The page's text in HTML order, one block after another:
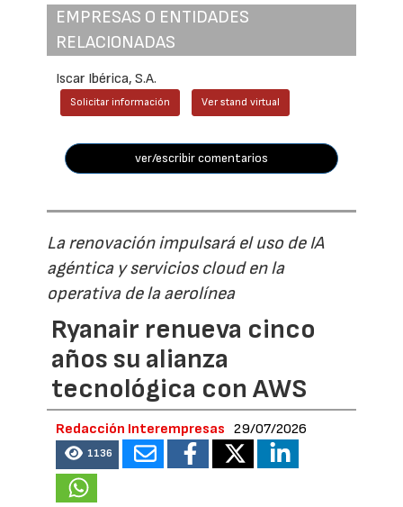
EMPRESAS O ENTIDADES
RELACIONADAS
Iscar Ibérica, S.A.
Solicitar información Ver stand virtual
ver/escribir comentarios
La renovación impulsará el uso de IA
agéntica y servicios cloud en la
operativa de la aerolínea
Ryanair renueva cinco
años su alianza
tecnológica con AWS
Redacción Interempresas 29/07/2026
1136